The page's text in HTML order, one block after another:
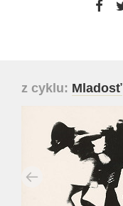
z cyklu: Mladosť